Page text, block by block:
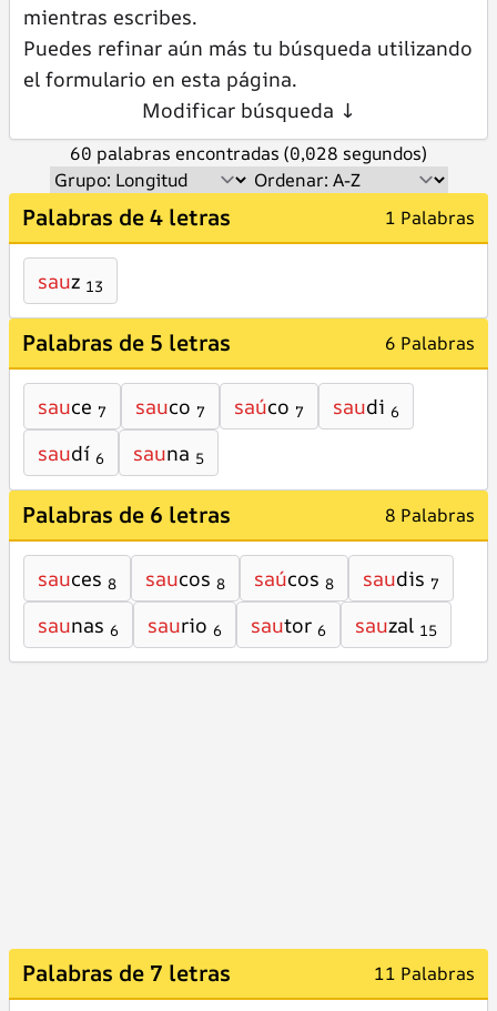
mientras escribes.
Puedes refinar aún más tu búsqueda utilizando
el formulario en esta página.
Modificar búsqueda ↓
60 palabras encontradas (0,028 segundos)
Palabras de 4 letras 1 Palabras
sauz 13
Palabras de 5 letras 6 Palabras
sauce 7 sauco 7 saúco 7 saudi 6
saudí 6 sauna 5
Palabras de 6 letras 8 Palabras
sauces 8 saucos 8 saúcos 8 saudis 7
saunas 6 saurio 6 sautor 6 sauzal 15
Palabras de 7 letras 11 Palabras